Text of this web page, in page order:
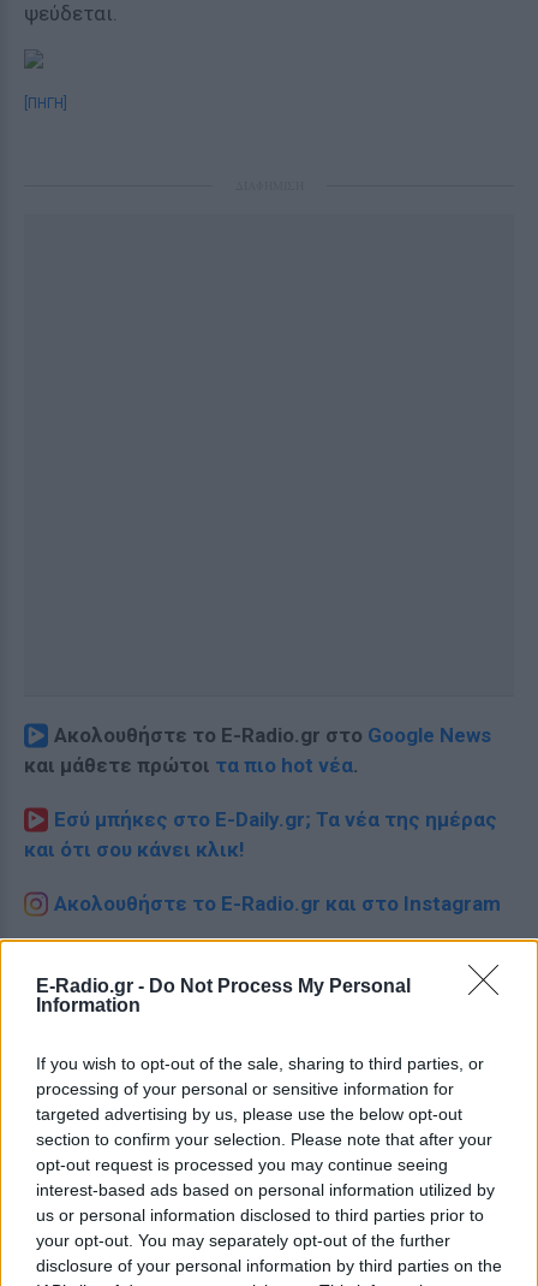
E-Radio.gr - Do Not Process My Personal
Information
If you wish to opt-out of the sale, sharing to third parties, or
processing of your personal or sensitive information for
targeted advertising by us, please use the below opt-out
section to confirm your selection. Please note that after your
opt-out request is processed you may continue seeing
interest-based ads based on personal information utilized by
us or personal information disclosed to third parties prior to
your opt-out. You may separately opt-out of the further
disclosure of your personal information by third parties on the
ψεύδεται.
[ΠΗΓΗ]
Ακολουθήστε το E-Radio.gr στο Google News
και μάθετε πρώτοι τα πιο hot νέα.
Εσύ μπήκες στο E-Daily.gr; Τα νέα της ημέρας
και ότι σου κάνει κλικ!
Ακολουθήστε το E-Radio.gr και στο Instagram